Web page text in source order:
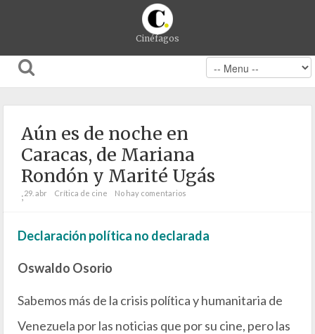
Cinéfagos
Aún es de noche en
Caracas, de Mariana
Rondón y Marité Ugás
;29. abr Crítica de cine No hay comentarios
Declaración política no declarada
Oswaldo Osorio
Sabemos más de la crisis política y humanitaria de
Venezuela por las noticias que por su cine, pero las